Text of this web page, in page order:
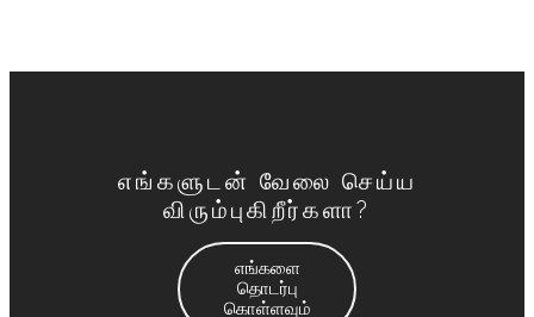
எங்களுடன் வேலை செய்ய
விரும்புகிறீர்களா?
எங்களை
தொடர்பு
கொள்ளவும்